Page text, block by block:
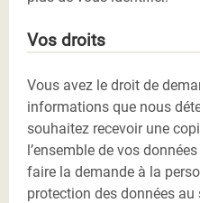
Vos droits
Vous avez le droit de
informations que nous
souhaitez recevoir une
l’ensemble de vos
faire la demande à la
protection des données au